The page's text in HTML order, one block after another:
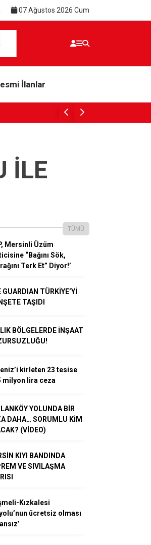
07 Ağustos 2026 Cum
İlanlar
PARANIN RENGİ İNSANIN
İLE
TÜMÜ
Mersinli Üzüm
“Bağını Sök,
Terk Et” Diyor!’
GUARDIAN TÜRKİYE’Yİ
TAŞIDI
BÖLGELERDE İNŞAAT
kirleten 23 tesise
milyon lira ceza
YOLUNDA BİR
DAHA… SORUMLU KİM
(VİDEO)
KIYI BANDINDA
VE SIVILAŞMA
Kızkalesi
ücretsiz olması